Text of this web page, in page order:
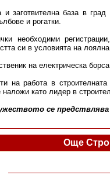
и заготвителна база в
и рогатки.
необходими
си в условията на
на електрическа
на работа в
като лидер в
се
Още